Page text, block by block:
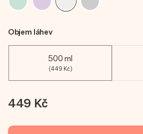
Objem láhev
500 ml
(449 Kč)
449 Kč